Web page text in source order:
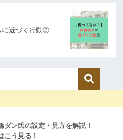
に近づく行動②
ダン氏の設定・見方を解説！
う見る！